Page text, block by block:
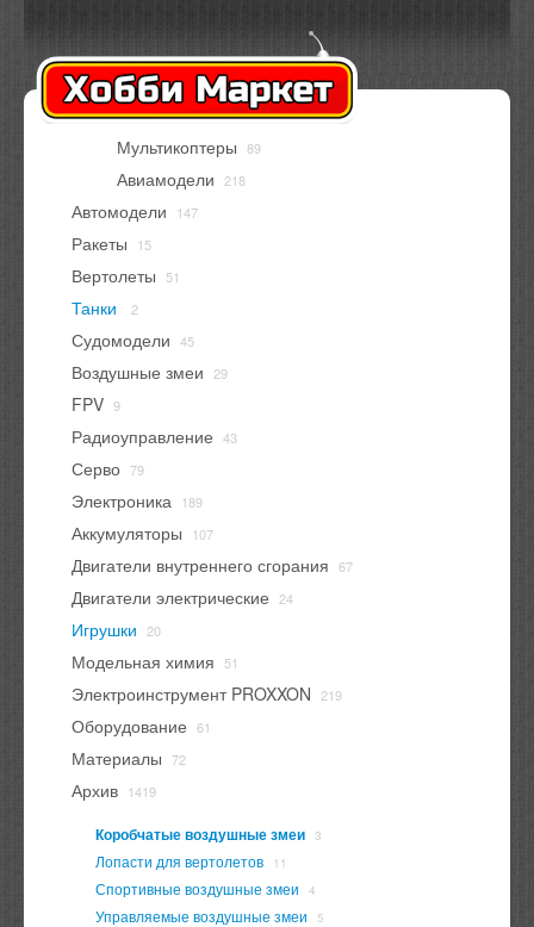
Оплата Доставка
Контакты
Вход
Регистрация
В корзине
Мультикоптеры 89
Авиамодели 218
Автомодели 147
Ракеты 15
Вертолеты 51
Танки 2
Судомодели 45
Воздушные змеи 29
FPV 9
Радиоуправление 43
Серво 79
Электроника 189
Аккумуляторы 107
Двигатели внутреннего сгорания 67
Двигатели электрические 24
Игрушки 20
Модельная химия 51
Электроинструмент PROXXON 219
Оборудование 61
Материалы 72
Архив 1419
Коробчатые воздушные змеи 3
Лопасти для вертолетов 11
Спортивные воздушные змеи 4
Управляемые воздушные змеи 5